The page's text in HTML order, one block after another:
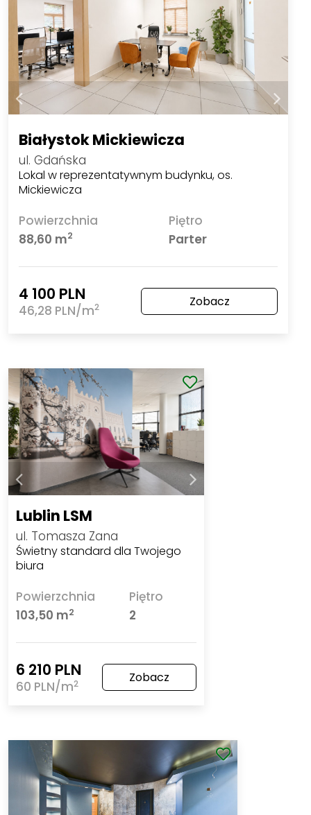
Białystok Mickiewicza
ul. Gdańska
Lokal w reprezentatywnym budynku, os.
Mickiewicza
Powierzchnia
88,60 m2
Piętro
Parter
4 100 PLN
46,28 PLN/m2 Zobacz
Lublin LSM
ul. Tomasza Zana
Świetny standard dla Twojego
biura
Powierzchnia
103,50 m2
Piętro
2
6 210 PLN
60 PLN/m2 Zobacz